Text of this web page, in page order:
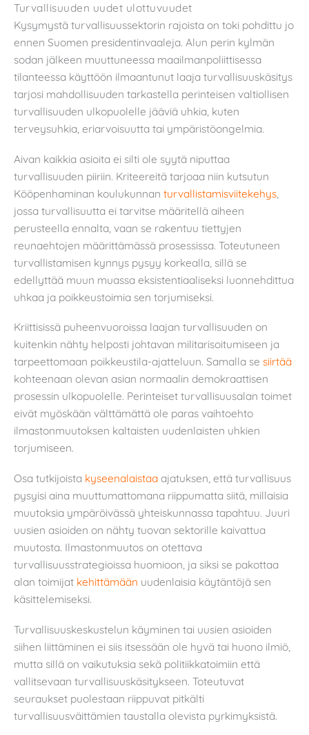
Turvallisuuden uudet ulottuvuudet
Kysymystä turvallisuussektorin rajoista on toki pohdittu jo
ennen Suomen presidentinvaaleja. Alun perin kylmän
sodan jälkeen muuttuneessa maailmanpoliittisessa
tilanteessa käyttöön ilmaantunut laaja turvallisuuskäsitys
tarjosi mahdollisuuden tarkastella perinteisen valtiollisen
turvallisuuden ulkopuolelle jääviä uhkia, kuten
terveysuhkia, eriarvoisuutta tai ympäristöongelmia.
Aivan kaikkia asioita ei silti ole syytä niputtaa
turvallisuuden piiriin. Kriteereitä tarjoaa niin kutsutun
Kööpenhaminan koulukunnan turvallistamisviitekehys
jossa turvallisuutta ei tarvitse määritellä aiheen
perusteella ennalta, vaan se rakentuu tiettyjen
reunaehtojen määrittämässä prosessissa. Toteutuneen
turvallistamisen kynnys pysyy korkealla, sillä se
edellyttää muun muassa eksistentiaaliseksi luonnehdittua
uhkaa ja poikkeustoimia sen torjumiseksi.
Kriittisissä puheenvuoroissa laajan turvallisuuden on
kuitenkin nähty helposti johtavan militarisoitumiseen ja
tarpeettomaan poikkeustila-ajatteluun. Samalla se siirtää
kohteenaan olevan asian normaalin demokraattisen
prosessin ulkopuolelle. Perinteiset turvallisuusalan toimet
eivät myöskään välttämättä ole paras vaihtoehto
ilmastonmuutoksen kaltaisten uudenlaisten uhkien
torjumiseen.
Osa tutkijoista kyseenalaistaa ajatuksen, että turvallisuus
pysyisi aina muuttumattomana riippumatta siitä, millaisia
muutoksia ympäröivässä yhteiskunnassa tapahtuu. Juuri
uusien asioiden on nähty tuovan sektorille kaivattua
muutosta. Ilmastonmuutos on otettava
turvallisuusstrategioissa huomioon, ja siksi se pakottaa
alan toimijat kehittämään uudenlaisia käytäntöjä sen
käsittelemiseksi.
Turvallisuuskeskustelun käyminen tai uusien asioiden
siihen liittäminen ei siis itsessään ole hyvä tai huono ilmiö,
mutta sillä on vaikutuksia sekä politiikkatoimiin että
vallitsevaan turvallisuuskäsitykseen. Toteutuvat
seuraukset puolestaan riippuvat pitkälti
turvallisuusväittämien taustalla olevista pyrkimyksistä.